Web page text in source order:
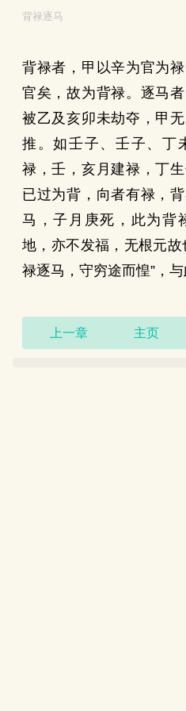
背禄逐马
背禄者，甲以辛为官为
官矣，故为背禄。逐马
被乙及亥卯未劫夺，甲
推。如壬子、壬子、丁
禄，壬，亥月建禄，丁
已过为背，向者有禄，
马，子月庚死，此为背
地，亦不发福，无根元
禄逐马，守穷途而惶”，
上一章 主页